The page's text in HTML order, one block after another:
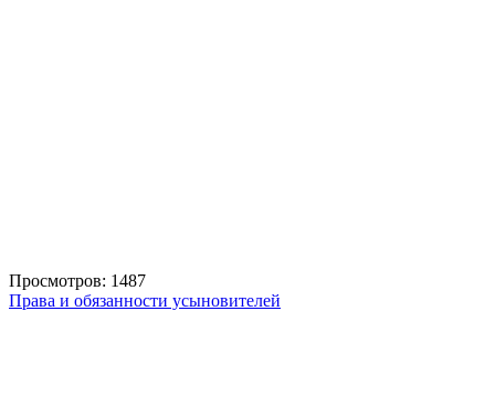
Просмотров: 1487
Права и обязанности усыновителей